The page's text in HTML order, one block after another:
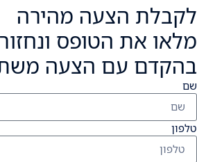
לקבלת הצעה מהירה
מלאו את הטופס
בהקדם עם הצעה
שם
טלפון